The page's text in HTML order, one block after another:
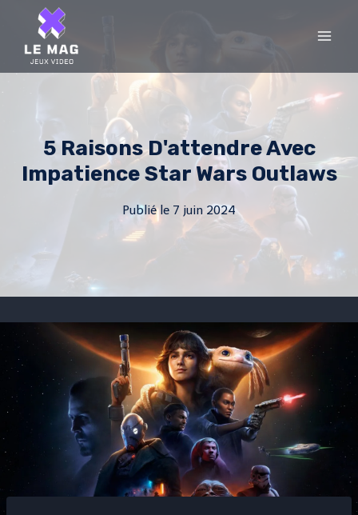
content
5 Raisons D'attendre Avec
Impatience Star Wars Outlaws
Publié le 7 juin 2024